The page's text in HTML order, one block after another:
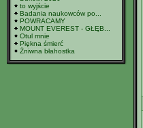
to wyjście
Badania naukowców po...
POWRACAMY
MOUNT EVEREST - GŁĘB...
Otul mnie
Piękna śmierć
Żniwna błahostka